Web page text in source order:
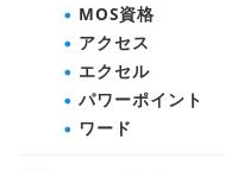
MOS資格
アクセス
エクセル
パワーポイント
ワード